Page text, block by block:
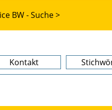
BW - Suche >
Kontakt